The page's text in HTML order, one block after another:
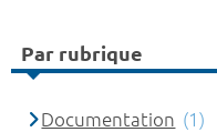
Par rubrique
Documentation (1)